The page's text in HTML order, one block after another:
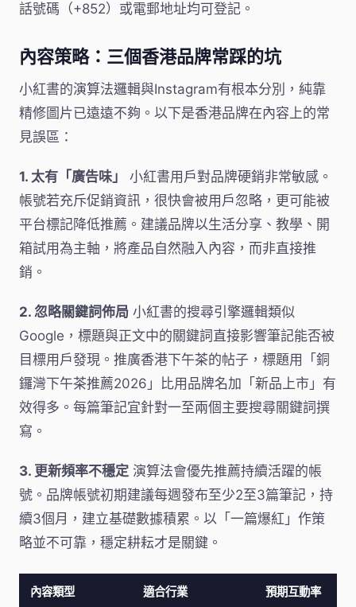
話號碼（+852）或電郵地址均可登記。
內容策略：三個香港品牌常踩的坑
小紅書的演算法邏輯與Instagram有根本分別，純靠
精修圖片已遠遠不夠。以下是香港品牌在內容上的常
見誤區：
1. 太有「廣告味」
小紅書用戶對品牌硬銷非常敏感。
帳號若充斥促銷資訊，很快會被用戶忽略，更可能被
平台標記降低推薦。建議品牌以生活分享、教學、開
箱試用為主軸，將產品自然融入內容，而非直接推
銷。
2. 忽略關鍵詞佈局 小紅書的搜尋引擎邏輯類似
Google，標題與正文中的關鍵詞直接影響筆記能否被
目標用戶發現。推廣香港下午茶的帖子，標題用「銅
鑼灣下午茶推薦2026」比用品牌名加「新品上市」有
效得多。每篇筆記宜針對一至兩個主要搜尋關鍵詞撰
寫。
3. 更新頻率不穩定 演算法會優先推薦持續活躍的帳
號。品牌帳號初期建議每週發布至少2至3篇筆記，持
續3個月，建立基礎數據積累。以「一篇爆紅」作策
略並不可靠，穩定耕耘才是關鍵。
內容類型 適合行業 預期互動率